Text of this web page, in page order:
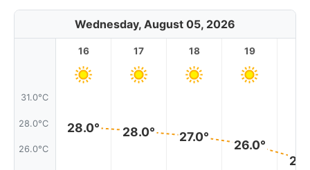
Wednesday, August 05, 2026
31.0°C
28.0°C
26.0°C
16
28.0°
17
28.0°
18
27.0°
19
26.0°